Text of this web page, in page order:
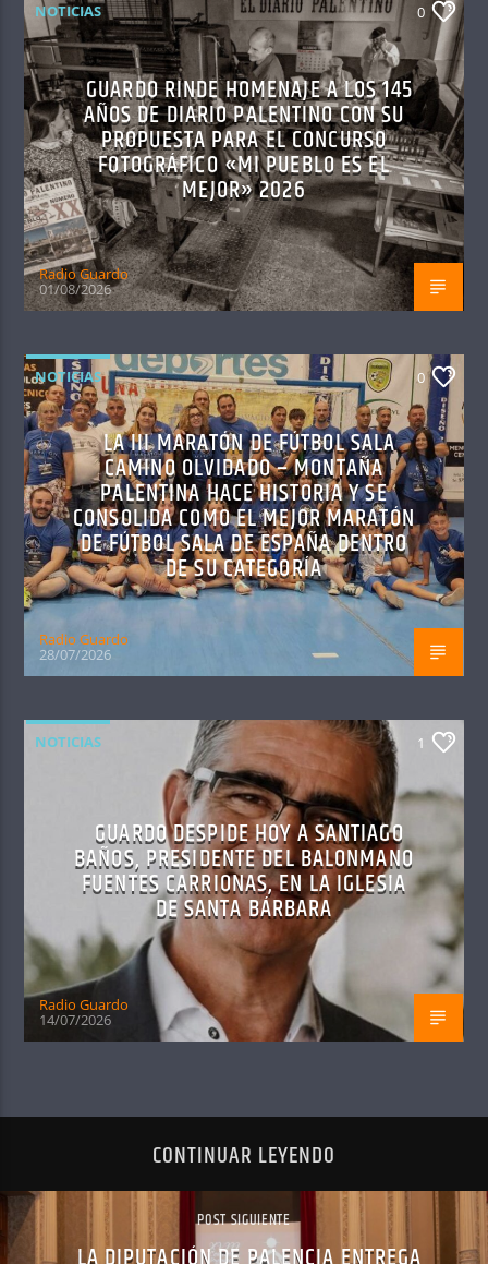
NOTICIAS 0
GUARDO RINDE HOMENAJE A LOS 145
AÑOS DE DIARIO PALENTINO CON SU
PROPUESTA PARA EL CONCURSO
FOTOGRÁFICO «MI PUEBLO ES EL
MEJOR» 2026
Radio Guardo
01/08/2026
NOTICIAS 0
LA III MARATÓN DE FÚTBOL SALA
CAMINO OLVIDADO – MONTAÑA
PALENTINA HACE HISTORIA Y SE
CONSOLIDA COMO EL MEJOR MARATÓN
DE FÚTBOL SALA DE ESPAÑA DENTRO
DE SU CATEGORÍA
Radio Guardo
28/07/2026
NOTICIAS 1
GUARDO DESPIDE HOY A SANTIAGO
BAÑOS, PRESIDENTE DEL BALONMANO
FUENTES CARRIONAS, EN LA IGLESIA
DE SANTA BÁRBARA
Radio Guardo
14/07/2026
CONTINUAR LEYENDO
POST SIGUIENTE